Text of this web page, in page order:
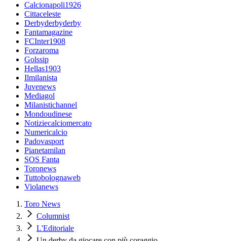
Calcionapoli1926
Cittaceleste
Derbyderbyderby
Fantamagazine
FCInter1908
Forzaroma
Golssip
Hellas1903
Ilmilanista
Juvenews
Mediagol
Milanistichannel
Mondoudinese
Notiziecalciomercato
Numericalcio
Padovasport
Pianetamilan
SOS Fanta
Toronews
Tuttobolognaweb
Violanews
Toro News
Columnist
L'Editoriale